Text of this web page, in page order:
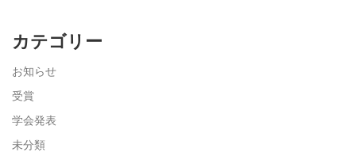
カテゴリー
お知らせ
受賞
学会発表
未分類